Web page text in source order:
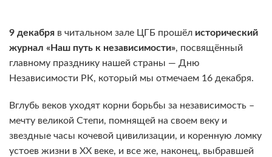
9 декабря в читальном зале ЦГБ прошёл исторический
журнал «Наш путь к независимости», посвящённый
главному празднику нашей страны — Дню
Независимости РК, который мы отмечаем 16 декабря.
Вглубь веков уходят корни борьбы за независимость –
мечту великой Степи, помнящей на своем веку и
звездные часы кочевой цивилизации, и коренную ломку
устоев жизни в XX веке, и все же, наконец, выбравшей